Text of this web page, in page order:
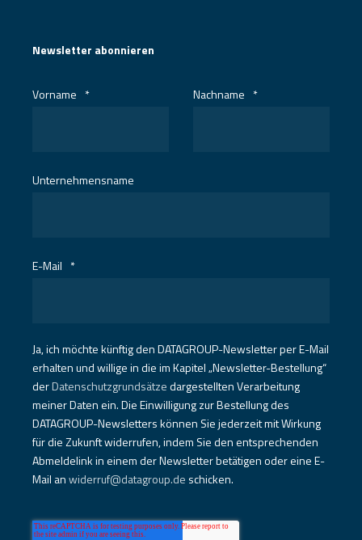
Newsletter abonnieren
Vorname * Nachname *
Unternehmensname
E-Mail *
Ja, ich möchte künftig den DATAGROUP-Newsletter per E-Mail
erhalten und willige in die im Kapitel „Newsletter-Bestellung“
derDatenschutzgrundsätzedargestellten Verarbeitung
meiner Daten ein. Die Einwilligung zur Bestellung des
DATAGROUP-Newsletters können Sie jederzeit mit Wirkung
für die Zukunft widerrufen, indem Sie den entsprechenden
Abmeldelink in einem der Newsletter betätigen oder eine E-
Mail anwiderruf@datagroup.de schicken.